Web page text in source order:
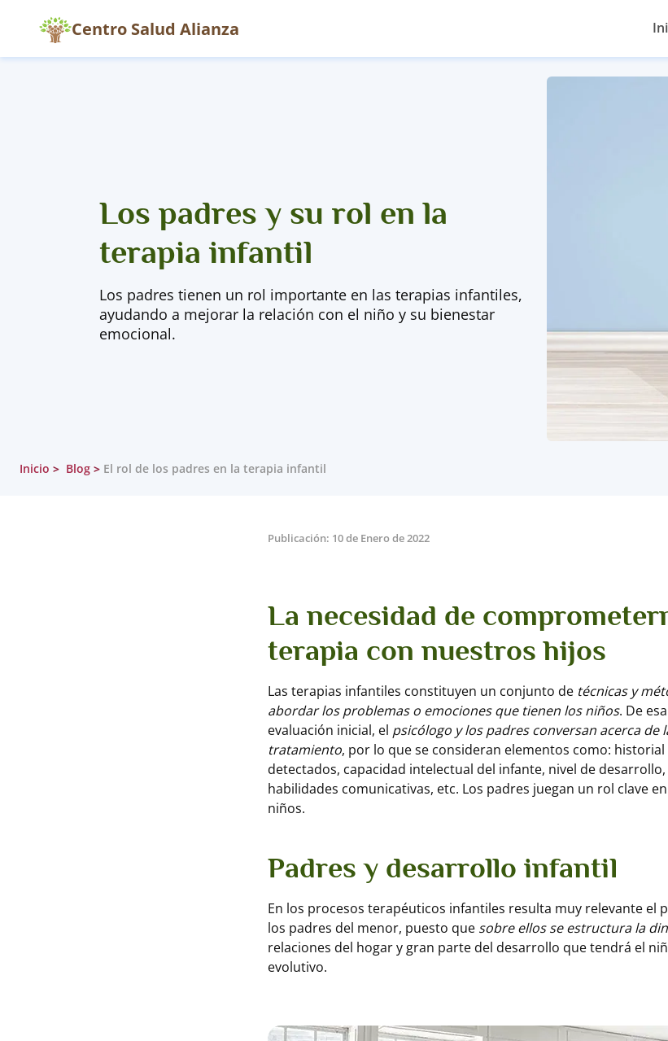
Centro Salud Alianza
Los padres y su rol en la
terapia infantil
Los padres tienen un rol importante en las terapias infantiles,
ayudando a mejorar la relación con el niño y su bienestar
emocional.
Inicio Blog El rol de los padres en la terapia infantil
Publicación: 10 de Enero de 2022
La necesidad de
terapia con nuestros hijos
Las terapias infantiles constituyen un conjunto de técnicas y
abordar los problemas o emociones que tienen los niños. De
evaluación inicial, el psicólogo y los padres conversan acerca de
tratamiento, por lo que se consideran elementos como:
detectados, capacidad intelectual del infante, nivel de
habilidades comunicativas, etc. Los padres juegan un rol clave
niños.
Padres y desarrollo infantil
En los procesos terapéuticos infantiles resulta muy relevante el
los padres del menor, puesto que sobre ellos se estructura la
relaciones del hogar y gran parte del desarrollo que tendrá el
evolutivo.